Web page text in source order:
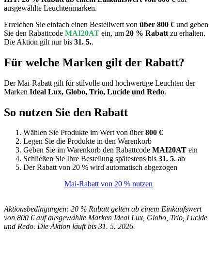
ausgewählte Leuchtenmarken.
Erreichen Sie einfach einen Bestellwert von über 800 € und geben
Sie den Rabattcode MAI20AT ein, um 20 % Rabatt zu erhalten.
Die Aktion gilt nur bis 31. 5..
Für welche Marken gilt der Rabatt?
Der Mai-Rabatt gilt für stilvolle und hochwertige Leuchten der
Marken Ideal Lux, Globo, Trio, Lucide und Redo.
So nutzen Sie den Rabatt
Wählen Sie Produkte im Wert von über800 €
Legen Sie die Produkte in den Warenkorb
Geben Sie im Warenkorb den Rabattcode MAI20AT ein
Schließen Sie Ihre Bestellung spätestens bis 31. 5. ab
Der Rabatt von 20 % wird automatisch abgezogen
Mai-Rabatt von 20 % nutzen
Aktionsbedingungen: 20 % Rabatt gelten ab einem Einkaufswert
von 800 € auf ausgewählte Marken Ideal Lux, Globo, Trio, Lucide
und Redo. Die Aktion läuft bis 31. 5. 2026.